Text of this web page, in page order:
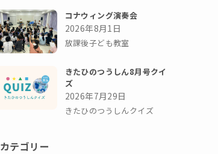
コナウィング演奏会
2026年8月1日
放課後子ども教室
きたひのつうしん8月号クイ
ズ
2026年7月29日
きたひのつうしんクイズ
カテゴリー